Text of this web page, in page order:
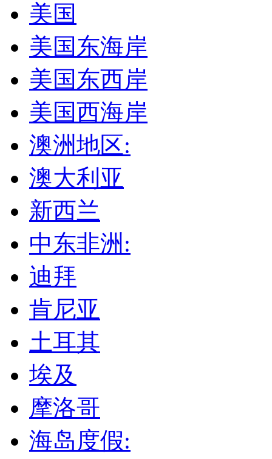
美国
美国东海岸
美国东西岸
美国西海岸
澳洲地区:
澳大利亚
新西兰
中东非洲:
迪拜
肯尼亚
土耳其
埃及
摩洛哥
海岛度假: